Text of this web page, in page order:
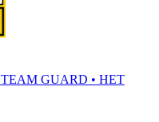
GUARD • НЕТ